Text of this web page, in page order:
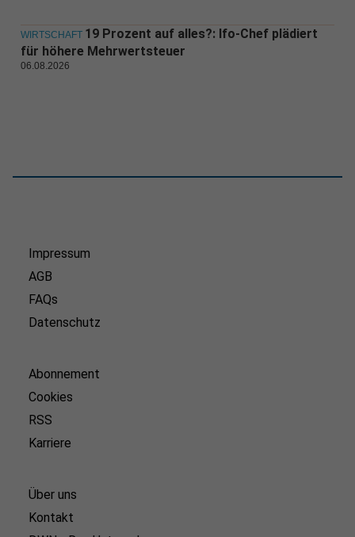
WIRTSCHAFT 19 Prozent auf alles?: Ifo-Chef plädiert
für höhere Mehrwertsteuer
06.08.2026
Impressum
AGB
FAQs
Datenschutz
Abonnement
Cookies
RSS
Karriere
Über uns
Kontakt